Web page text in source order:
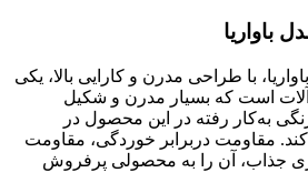
باواریا
با طراحی مدرن و کارایی بالا، یکی
است که بسیار مدرن و شکیل
به‌کار رفته در این محصول در
مقاومت دربرابر خوردگی، مقاومت
جذاب، آن را به محصولی پرفروش